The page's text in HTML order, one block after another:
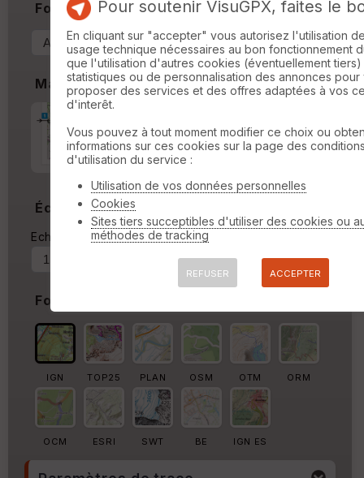
Format & Orientation
Marges
Marge autour de la trace
Échelle
Echelle actuelle : 1/64723
Fond de carte
IGN TOP25 PLAN OSM OTM ORM
OCM ESRI SWT BE IGN ES
Pour soutenir VisuGPX, faites le
En cliquant sur "accepter" vous autorisez l'utilisation
usage technique nécessaires au bon fonctionnement
que l'utilisation d'autres cookies (éventuellement
statistiques ou de personnalisation des annonces pour
proposer des services et des offres adaptées à vos
d'interêt.
Vous pouvez à tout moment modifier ce choix ou
informations sur ces cookies sur la page des
d'utilisation du service :
Utilisation de vos données personnelles
Cookies
Sites tiers succeptibles d'utiliser des cookies ou
méthodes de tracking
REFUSER ACCEPTER